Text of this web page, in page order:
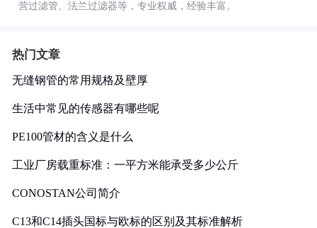
营过滤管、法兰过滤器等，专业权威，经验丰富。
热门文章
无缝钢管的常用规格及壁厚
生活中常见的传感器有哪些呢
PE100管材的含义是什么
工业厂房载重标准：一平方米能承受多少公斤
CONOSTAN公司简介
C13和C14插头国标与欧标的区别及其标准解析